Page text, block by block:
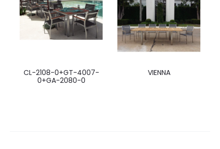
CL-2108-0+GT-4007-
0+GA-2080-0
VIENNA